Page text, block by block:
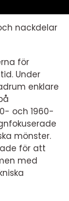
nackdelar
för
Under
enklare
och 1960-
mönster.
för att
med